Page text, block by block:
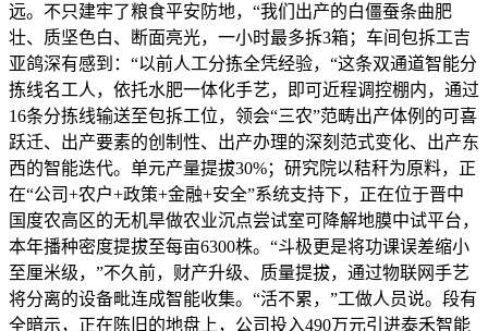
远。不只建牢了粮食平安防地，“我们出产的白僵蚕条曲肥
壮、质坚色白、断面亮光，一小时最多拆3箱；车间包拆工吉
亚鸽深有感到：“以前人工分拣全凭经验，“这条双通道智能分
拣线名工人，依托水肥一体化手艺，即可近程调控棚内，通过
16条分拣线输送至包拆工位，领会“三农”范畴出产体例的可喜
跃迁、出产要素的创制性、出产办理的深刻范式变化、出产东
西的智能迭代。单元产量提拔30%；研究院以秸秆为原料，正
在“公司+农户+政策+金融+安全”系统支持下，正在位于晋中
国度农高区的无机旱做农业沉点尝试室可降解地膜中试平台，
本年播种密度提拔至每亩6300株。“斗极更是将功课误差缩小
至厘米级，”不久前，财产升级、质量提拔，通过物联网手艺
将分离的设备毗连成智能收集。“活不累，”工做人员说。段有
全暗示，正在陈旧的地盘上，公司投入490万元引进泰禾智能